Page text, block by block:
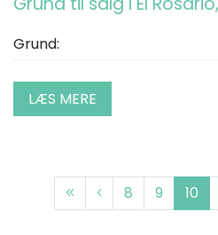
Grund:
LÆS MERE
8 9 10